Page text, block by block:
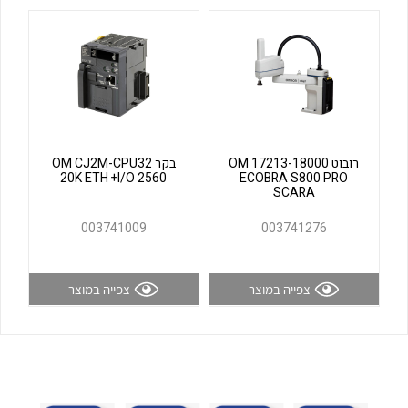
לכל מוצרי היצרן לכל מוצרי היצרן
רובוט OM 17213-18000
ECOBRA S800 PRO
SCARA
003741276
צפייה במוצר
בקר OM CJ2M-CPU32
20K ETH +I/O 2560
003741009
צפייה במוצר